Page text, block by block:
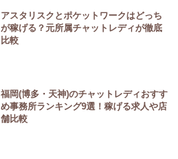
アスタリスクとポケットワークはどっち
が稼げる？元所属チャットレディが徹底
比較
福岡(博多・天神)のチャットレディおすす
め事務所ランキング9選！稼げる求人や店
舗比較